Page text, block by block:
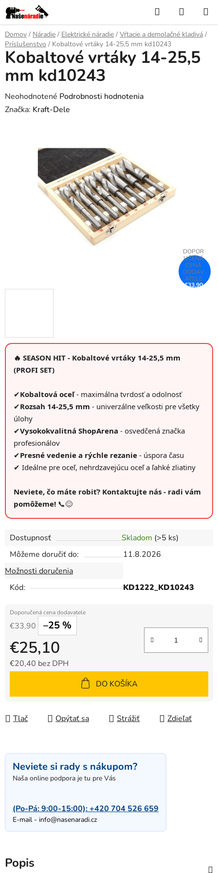
Prejsť
na
obsah
Hľadať
KOŠÍK
Domov / Náradie / Elektrické náradie / Vŕtacie a demolačné kladivá /
Príslušenstvo / Kobaltové vrtáky 14-25,5 mm kd10243
🔥 SEASON HIT - Kobaltové vrtáky 14-25,5 mm
(PROFI SET)
✔Kobaltová oceľ- maximálna tvrdosť a odolnosť
✔Rozsah 14-25,5 mm - univerzálne veľkosti pre všetky
úlohy
✔Vysokokvalitná ShopArena - osvedčená značka
profesionálov
✔Presné vedenie a rýchle rezanie - úspora času
✔ Ideálne pre oceľ, nehrdzavejúcu oceľ a ľahké zliatiny
Neviete, čo máte robiť? Kontaktujte nás - radi vám
pomôžeme! 📞😊
Dostupnosť Skladom (>5 ks)
Môžeme doručiť do:
11.8.2026
Možnosti doručenia
Kód:
KD1222_KD10243
€33,90 –25 %
€25,10
€20,40 bez DPH
DO KOŠÍKA
Tlač Opýtať sa Strážiť Zdieľať
Kobaltové vrtáky 14-25,5
mm kd10243
Priemerné
hodnotenie
hviezdičiek.
Neohodnotené Podrobnosti hodnotenia
Značka: Kraft-Dele
€33,90
Neviete si rady s nákupom?
Naša online podpora je tu pre Vás
(Po-Pá: 9:00-15:00):+420 704 526 659
E-mail - info@nasenaradi.cz
Popis